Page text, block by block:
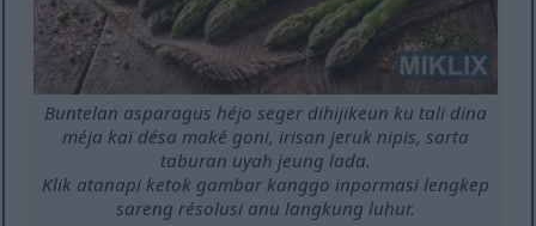
Buntelan asparagus héjo seger dihijikeun ku tali dina
méja kai désa maké goni, irisan jeruk nipis, sarta
taburan uyah jeung lada.
Klik atanapi ketok gambar kanggo inpormasi lengkep
sareng résolusi anu langkung luhur.